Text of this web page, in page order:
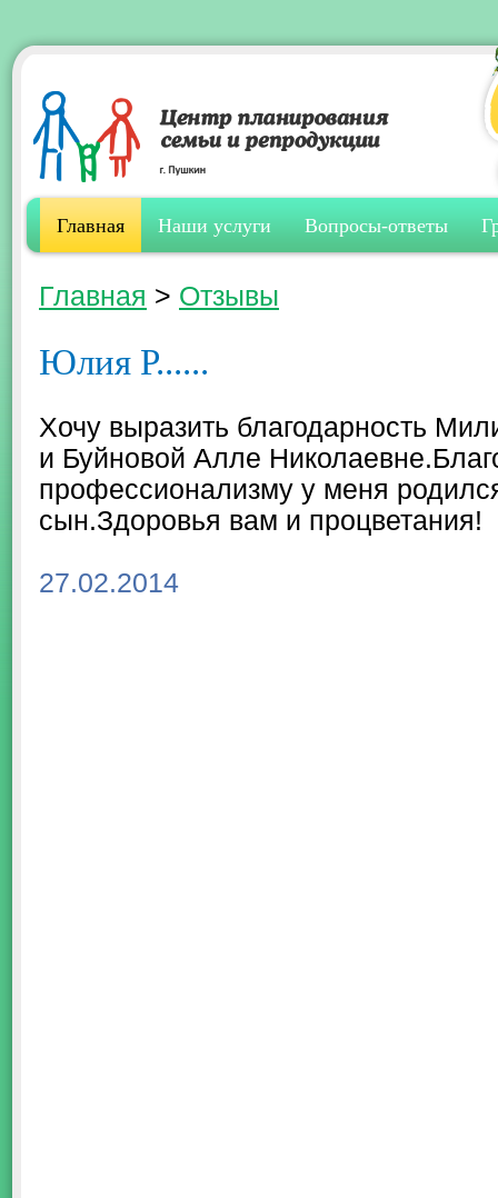
Главная Наши услуги Вопросы-ответы
Главная > Отзывы
Юлия Р......
Хочу выразить благодарность
и Буйновой Алле
профессионализму у меня
сын.Здоровья вам и процветания!
27.02.2014